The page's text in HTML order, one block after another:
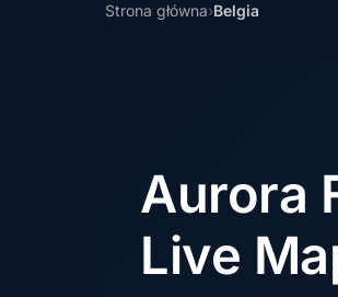
Strona główna›Belgia
Aurora
Live